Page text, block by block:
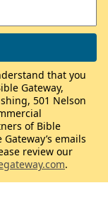
that you
Gateway,
501 Nelson
of Bible
emails
review our
.